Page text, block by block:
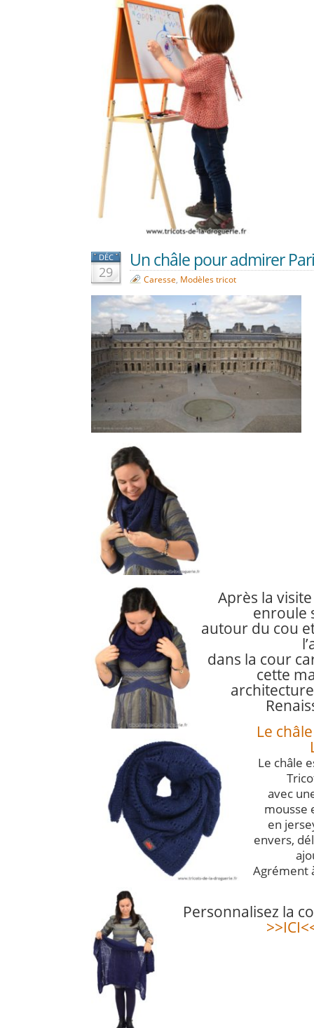
DÉC
29
Un châle pour admirer
Caresse, Modèles tricot
Après la
enroule
autour du cou
dans la cour
cette
Le
Le châle
avec
mousse
en
envers,
Agrément
Personnalisez la